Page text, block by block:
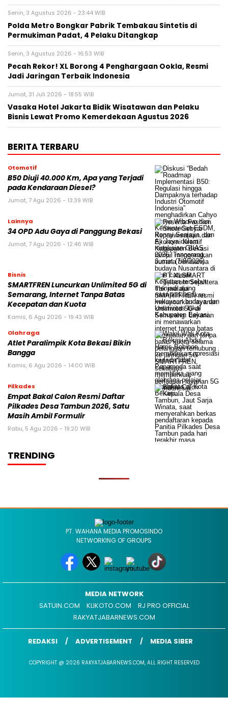
Senin, 3 Agustus 2026 - 23:44 WIB
Polda Metro Bongkar Pabrik Tembakau Sintetis di
Permukiman Padat, 4 Pelaku Ditangkap
Senin, 3 Agustus 2026 - 16:53 WIB
Pecah Rekor! XL Borong 4 Penghargaan Ookla, Resmi
Jadi Jaringan Terbaik Indonesia
Jumat, 31 Juli 2026 - 18:55 WIB
Vasaka Hotel Jakarta Bidik Wisatawan dan Pelaku
Bisnis Lewat Promo Kemerdekaan Agustus 2026
BERITA TERBARU
Otomotif
B50 Diuji 40.000 Km, Apa yang Terjadi
pada Kendaraan Diesel?
Jumat, 7 Agu 2026 - 13:39 WIB
Lainnya
34 OPD Adu Gaya di Panggung Bekasi
Jumat, 7 Agu 2026 - 12:46 WIB
Bisnis
SMARTFREN Luncurkan Unlimited 5G di
Semarang, Internet Tanpa Batas
Kecepatan dan Kuota
Kamis, 6 Agu 2026 - 19:43 WIB
Olahraga
Atlet Paralimpik Kota Bekasi Bikin
Bangga
Kamis, 6 Agu 2026 - 14:00 WIB
Pilkades
Empat Bakal Calon Resmi Daftar
Pilkades Desa Tambun 2026, Satu
Masih Ambil Formulir
Rabu, 5 Agu 2026 - 19:20 WIB
TRENDING
PT. WAHANA MEDIA PROMOSINDO
NETWORKING OF GROUPS
MEDIA NETWORK
SATUIN.COM
KLIKOTO.COM
RJ PRO OFFICIAL
RAKYATJABARNEWS.COM
REDAKSI ADVERTISEMENT MEDIA SIBER
COPYRIGHT @ 2026 RAKYATJABARNEWS.COM, ALL RIGHT RESERVED